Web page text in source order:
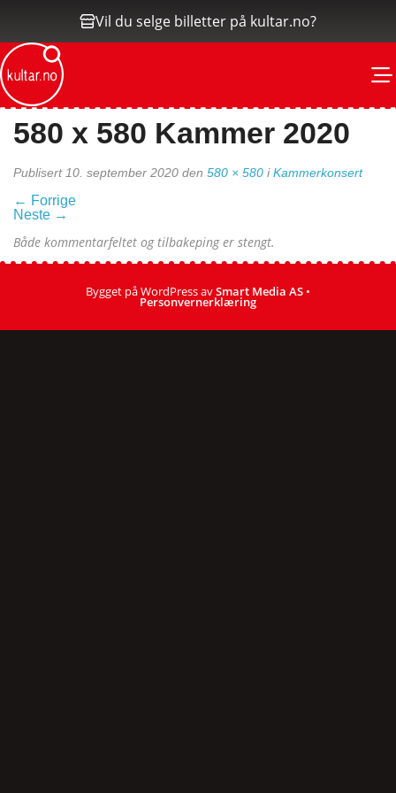
Vil du selge billetter på kultar.no?
580 x 580 Kammer 2020
Publisert 10. september 2020 den 580 × 580 iKammerkonsert
← Forrige
Neste →
Både kommentarfeltet og tilbakeping er stengt.
Bygget på WordPress avSmart Media AS •
Personvernerklæring